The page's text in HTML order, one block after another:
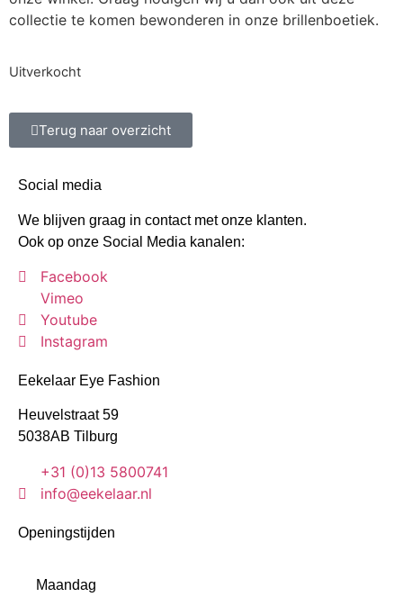
collectie te komen bewonderen in onze brillenboetiek.
Uitverkocht
Terug naar overzicht
Social media
We blijven graag in contact met onze klanten.
Ook op onze Social Media kanalen:
Facebook
Vimeo
Youtube
Instagram
Eekelaar Eye Fashion
Heuvelstraat 59
5038AB Tilburg
+31 (0)13 5800741
info@eekelaar.nl
Openingstijden
Maandag